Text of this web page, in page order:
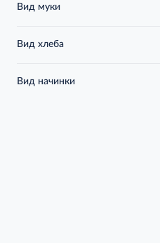
Вид муки
Вид хлеба
Вид начинки